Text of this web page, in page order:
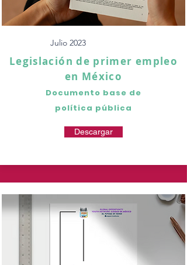
Julio 2023
Legislación de primer empleo
en México
Documento base de
política pública
Descargar